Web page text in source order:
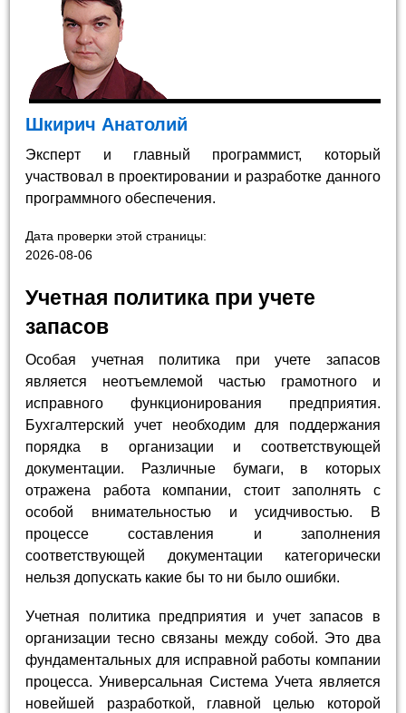
Шкирич Анатолий
Эксперт и главный программист, который
участвовал в проектировании и разработке данного
программного обеспечения.
Дата проверки этой страницы:
2026-08-06
Учетная политика при учете
запасов
Особая учетная политика при учете запасов
является неотъемлемой частью грамотного и
исправного функционирования предприятия.
Бухгалтерский учет необходим для поддержания
порядка в организации и соответствующей
документации. Различные бумаги, в которых
отражена работа компании, стоит заполнять с
особой внимательностью и усидчивостью. В
процессе составления и заполнения
соответствующей документации категорически
нельзя допускать какие бы то ни было ошибки.
Учетная политика предприятия и учет запасов в
организации тесно связаны между собой. Это два
фундаментальных для исправной работы компании
процесса. Универсальная Система Учета является
новейшей разработкой, главной целью которой